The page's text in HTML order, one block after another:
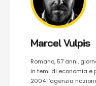
Marcel Vulpis
Romano, 57 anni,
in temi di economia e
2004 l’agenzia